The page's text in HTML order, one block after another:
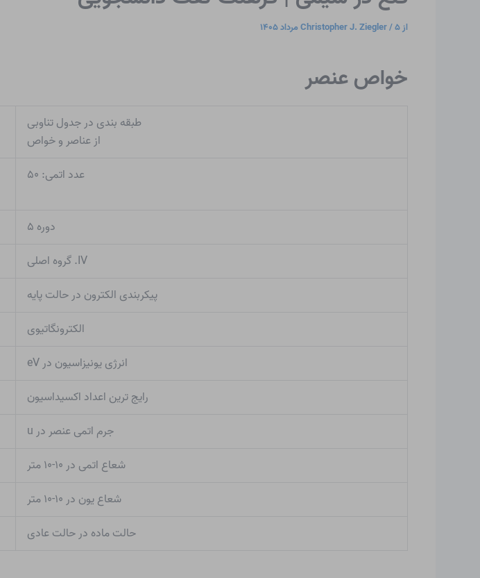
از Christopher J. Ziegler/۵ مرداد ۱۴۰۵
خواص عنصر
طبقه بندی در جدول تناوبی
از عناصر و خواص
عدد اتمی: ۵۰
دوره ۵
IV. گروه اصلی
پیکربندی الکترون در حالت پایه
الکترونگاتیوی
انرژی یونیزاسیون در eV
رایج ترین اعداد اکسیداسیون
جرم اتمی عنصر در u
شعاع اتمی در ۱۰-۱۰ متر
شعاع یون در ۱۰-۱۰ متر
حالت ماده در حالت عادی